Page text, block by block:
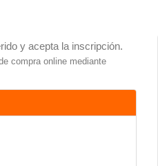
y acepta la inscripción.
compra online mediante